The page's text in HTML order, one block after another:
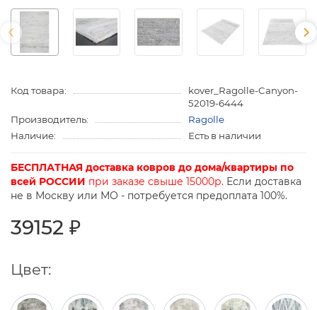
Код товара:
kover_Ragolle-Canyon-
52019-6444
Производитель:
Ragolle
Наличие:
Есть в наличии
БЕСПЛАТНАЯ доставка ковров до дома/квартиры по
всей РОССИИ при заказе свыше 15000р. Если доставка
не в Москву или МО - потребуется предоплата 100%.
39152 ₽
Цвет: